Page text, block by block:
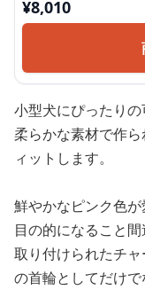
¥8,010
小型犬にぴったりの
柔らかな素材で作
ィットします。
鮮やかなピンク色
目の的になること間
取り付けられたチ
の首輪としてだけ